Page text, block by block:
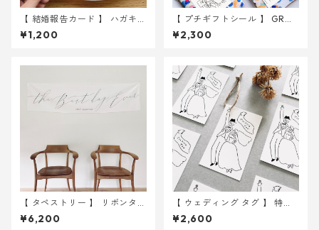
【 結婚報告カード 】 ハガキサ
イズ 10枚
¥1,200
【 プチギフトシール 】 GRO
OM&BRIDE 3種入り 30枚
｜ 結婚式 ウェディング
¥2,300
【 タペストリー 】 リボンタペ
ストリー 45 × 180cm お名前
入れ無し ｜ 結婚式 ウェディ
¥6,200
【 ウェディング タグ 】 特別
紙 イラスト タグ 50枚 ｜ 結婚
式 ウェディング
¥2,600